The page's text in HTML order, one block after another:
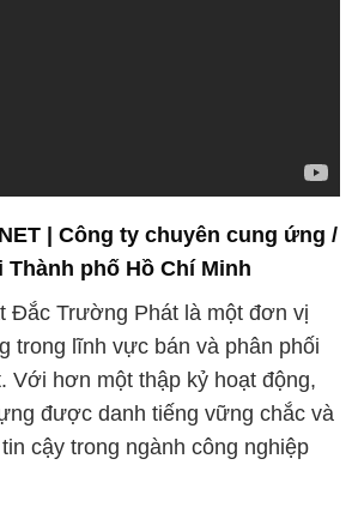
| Công ty chuyên cung ứng /
Thành phố Hồ Chí Minh
Đắc Trường Phát là một đơn vị
trong lĩnh vực bán và phân phối
Với hơn một thập kỷ hoạt động,
được danh tiếng vững chắc và
cậy trong ngành công nghiệp